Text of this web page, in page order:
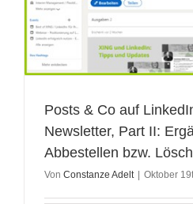
Posts & Co auf
Newsletter, Part II:
Abbestellen bzw.
Von Constanze Adelt | Oktober